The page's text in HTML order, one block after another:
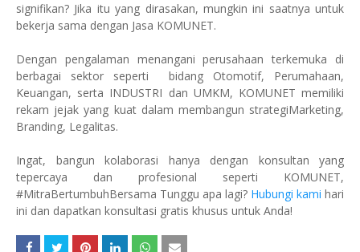
signifikan? Jika itu yang dirasakan, mungkin ini saatnya untuk
bekerja sama dengan Jasa KOMUNET.
Dengan pengalaman menangani perusahaan terkemuka di
berbagai sektor seperti bidang Otomotif, Perumahaan,
Keuangan, serta INDUSTRI dan UMKM, KOMUNET memiliki
rekam jejak yang kuat dalam membangun strategiMarketing,
Branding, Legalitas.
Ingat, bangun kolaborasi hanya dengan konsultan yang
tepercaya dan profesional seperti KOMUNET,
#MitraBertumbuhBersama Tunggu apa lagi? Hubungi kami hari
ini dan dapatkan konsultasi gratis khusus untuk Anda!